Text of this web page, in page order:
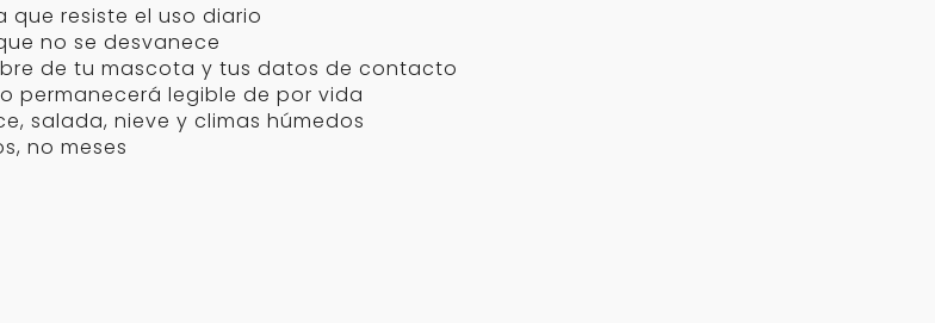
que resiste el uso diario
no se desvanece
de tu mascota y tus datos de contacto
permanecerá legible de por vida
salada, nieve y climas húmedos
no meses